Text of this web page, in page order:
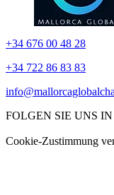
+34 676 00 48 28
+34 722 86 83 83
FOLGEN SIE UNS
Cookie-Zustimmung